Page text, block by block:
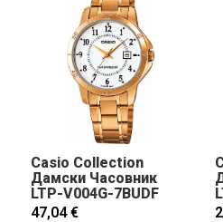
Casio Collection
Дамски Часовник
LTP-V004G-7BUDF
47,04 €